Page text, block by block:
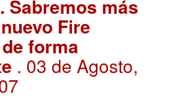
Sabremos más
Fire
forma
. 03 de Agosto,